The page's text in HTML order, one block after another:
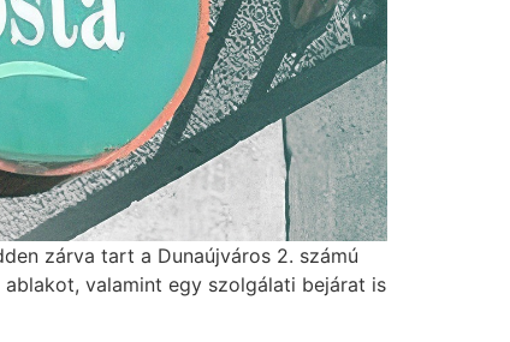
zárva tart a Dunaújváros 2. számú
valamint egy szolgálati bejárat is